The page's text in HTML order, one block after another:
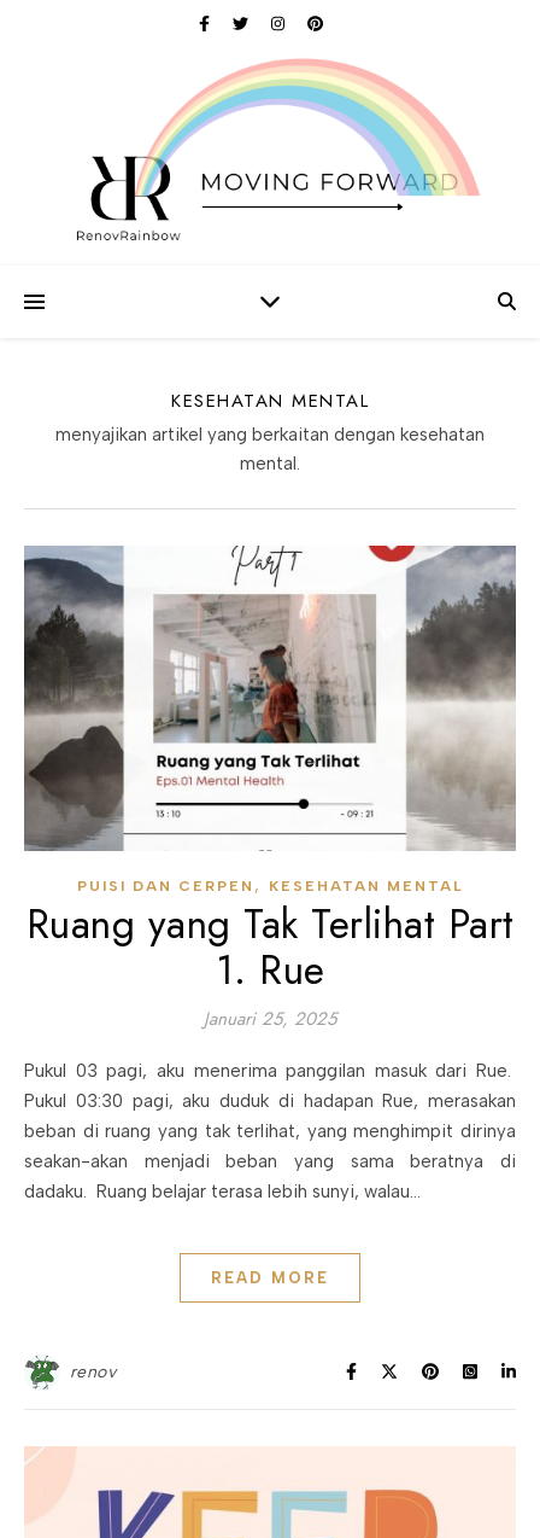
KESEHATAN MENTAL
menyajikan artikel yang berkaitan dengan kesehatan
mental.
PUISI DAN CERPEN , KESEHATAN MENTAL
Ruang yang Tak Terlihat Part
1. Rue
Januari 25, 2025
Pukul 03 pagi, aku menerima panggilan masuk dari Rue.
Pukul 03:30 pagi, aku duduk di hadapan Rue, merasakan
beban di ruang yang tak terlihat, yang menghimpit dirinya
seakan-akan menjadi beban yang sama beratnya di
dadaku. Ruang belajar terasa lebih sunyi, walau…
READ MORE
renov